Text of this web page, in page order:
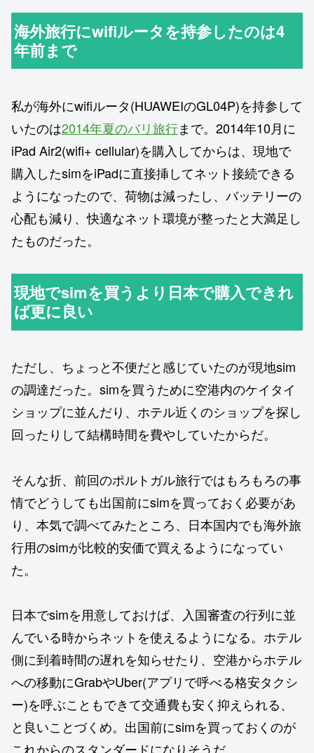
海外旅行にwifiルータを持参したのは4
年前まで
私が海外にwifiルータ(HUAWEIのGL04P)を持参して
いたのは2014年夏のバリ旅行まで。2014年10月に
iPad Air2(wifi+ cellular)を購入してからは、現地で
購入したsimをiPadに直接挿してネット接続できる
ようになったので、荷物は減ったし、バッテリーの
心配も減り、快適なネット環境が整ったと大満足し
たものだった。
現地でsimを買うより日本で購入できれ
ば更に良い
ただし、ちょっと不便だと感じていたのが現地sim
の調達だった。simを買うために空港内のケイタイ
ショップに並んだり、ホテル近くのショップを探し
回ったりして結構時間を費やしていたからだ。
そんな折、前回のポルトガル旅行ではもろもろの事
情でどうしても出国前にsimを買っておく必要があ
り、本気で調べてみたところ、日本国内でも海外旅
行用のsimが比較的安価で買えるようになってい
た。
日本でsimを用意しておけば、入国審査の行列に並
んでいる時からネットを使えるようになる。ホテル
側に到着時間の遅れを知らせたり、空港からホテル
への移動にGrabやUber(アプリで呼べる格安タクシ
ー)を呼ぶこともできて交通費も安く抑えられる、
と良いことづくめ。出国前にsimを買っておくのが
これからのスタンダードになりそうだ。